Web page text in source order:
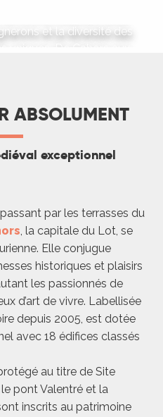
et la diversité des
ABSOLUMENT
exceptionnel
par les terrasses du
, la capitale du Lot, se
Elle conjugue
historiques et plaisirs
les passionnés de
d’art de vivre. Labellisée
depuis 2005, est dotée
avec 18 édifices classés
au titre de Site
pont Valentré et la
inscrits au patrimoine